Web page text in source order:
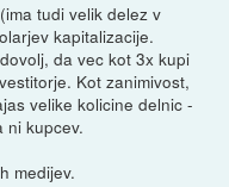
tudi velik delez v
kapitalizacije.
da vec kot 3x kupi
Kot zanimivost,
velike kolicine delnic -
ni kupcev.
medijev.